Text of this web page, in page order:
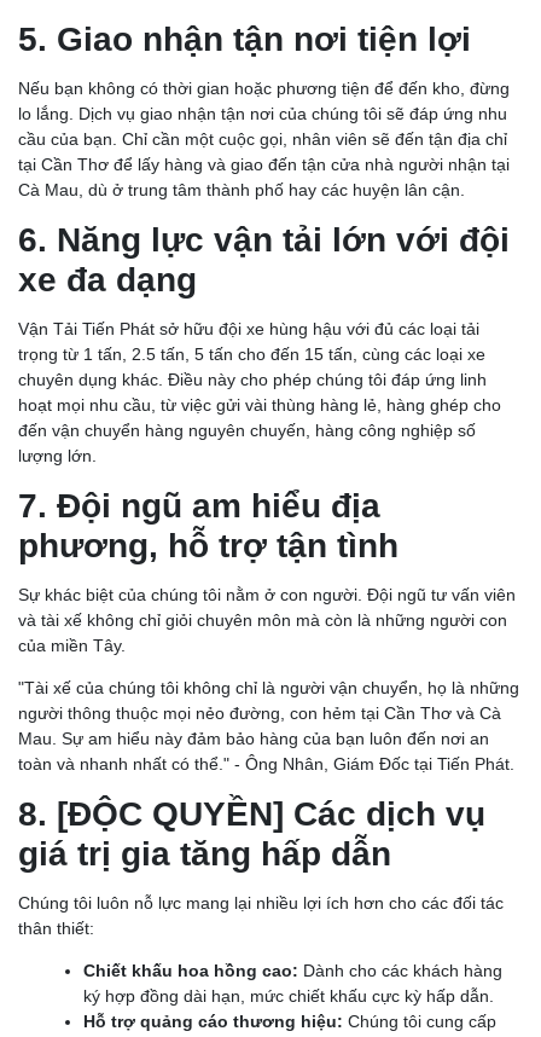
5. Giao nhận tận nơi tiện lợi
Nếu bạn không có thời gian hoặc phương tiện để đến kho, đừng
lo lắng. Dịch vụ giao nhận tận nơi của chúng tôi sẽ đáp ứng nhu
cầu của bạn. Chỉ cần một cuộc gọi, nhân viên sẽ đến tận địa chỉ
tại Cần Thơ để lấy hàng và giao đến tận cửa nhà người nhận tại
Cà Mau, dù ở trung tâm thành phố hay các huyện lân cận.
6. Năng lực vận tải lớn với đội
xe đa dạng
Vận Tải Tiến Phát sở hữu đội xe hùng hậu với đủ các loại tải
trọng từ 1 tấn, 2.5 tấn, 5 tấn cho đến 15 tấn, cùng các loại xe
chuyên dụng khác. Điều này cho phép chúng tôi đáp ứng linh
hoạt mọi nhu cầu, từ việc gửi vài thùng hàng lẻ, hàng ghép cho
đến vận chuyển hàng nguyên chuyến, hàng công nghiệp số
lượng lớn.
7. Đội ngũ am hiểu địa
phương, hỗ trợ tận tình
Sự khác biệt của chúng tôi nằm ở con người. Đội ngũ tư vấn viên
và tài xế không chỉ giỏi chuyên môn mà còn là những người con
của miền Tây.
"Tài xế của chúng tôi không chỉ là người vận chuyển, họ là những
người thông thuộc mọi nẻo đường, con hẻm tại Cần Thơ và Cà
Mau. Sự am hiểu này đảm bảo hàng của bạn luôn đến nơi an
toàn và nhanh nhất có thể." - Ông Nhân, Giám Đốc tại Tiến Phát.
8. [ĐỘC QUYỀN] Các dịch vụ
giá trị gia tăng hấp dẫn
Chúng tôi luôn nỗ lực mang lại nhiều lợi ích hơn cho các đối tác
thân thiết:
Chiết khấu hoa hồng cao: Dành cho các khách hàng
ký hợp đồng dài hạn, mức chiết khấu cực kỳ hấp dẫn.
Hỗ trợ quảng cáo thương hiệu: Chúng tôi cung cấp